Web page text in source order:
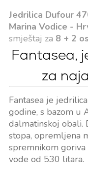
Jedrilica Dufour
Marina Vodice -
smještaj za 8 + 2
Fantasea,
za
Fantasea je
godine, s bazom u
dalmatinskoj obali.
stopa, opremljena
spremnikom
vode od 530 litara.